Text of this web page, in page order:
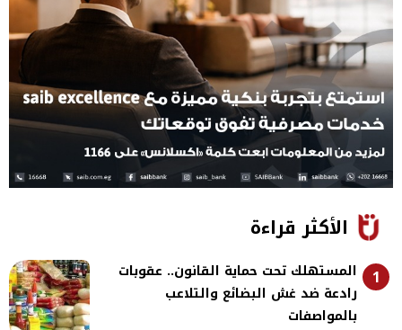
الأكثر قراءة
1
المستهلك تحت حماية القانون.. عقوبات
رادعة ضد غش البضائع والتلاعب
بالمواصفات